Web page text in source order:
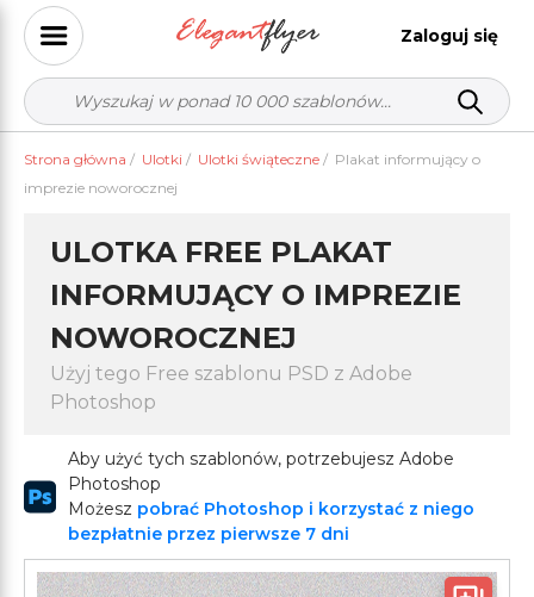
Zaloguj się
Strona główna / Ulotki / Ulotki świąteczne / Plakat informujący o
imprezie noworocznej
ULOTKA FREE PLAKAT
INFORMUJĄCY O IMPREZIE
NOWOROCZNEJ
Użyj tego Free szablonu PSD z Adobe
Photoshop
Aby użyć tych szablonów, potrzebujesz Adobe
Photoshop
Możesz pobrać Photoshop i korzystać z niego
bezpłatnie przez pierwsze 7 dni